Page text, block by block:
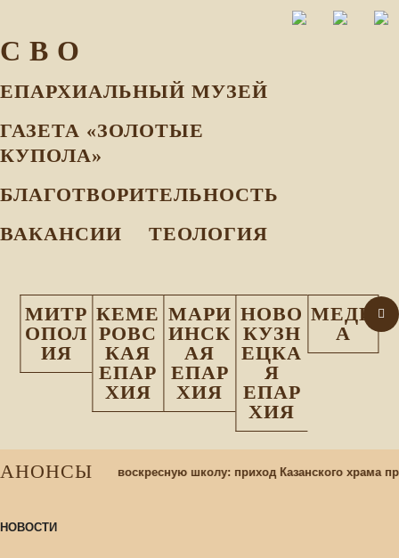
С В О
ЕПАРХИАЛЬНЫЙ МУЗEЙ
ГАЗЕТА «ЗОЛОТЫЕ
КУПОЛА»
БЛАГОТВОРИТЕЛЬНОСТЬ
ВАКАНСИИ
ТЕОЛОГИЯ
МИТР
ОПОЛ
ИЯ
КЕМЕ
РОВС
КАЯ
ЕПАР
ХИЯ
МАРИ
ИНСК
АЯ
ЕПАР
ХИЯ
НОВО
КУЗН
ЕЦКА
Я
ЕПАР
ХИЯ
МЕДИ
А
АНОНСЫ
Набор учащихся в воскресную школу: приход Казанского храма
НОВОСТИ